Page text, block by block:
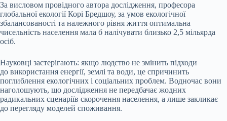
За висловом провідного автора дослідження, професора
глобальної екології Корі Бредшоу, за умов екологічної
збалансованості та належного рівня життя оптимальна
чисельність населення мала б налічувати близько 2,5 мільярда
осіб.
Науковці застерігають: якщо людство не змінить підходи
до використання енергії, землі та води, це спричинить
поглиблення екологічних і соціальних проблем. Водночас вони
наголошують, що дослідження не передбачає жодних
радикальних сценаріїв скорочення населення, а лише закликає
до перегляду моделей споживання.